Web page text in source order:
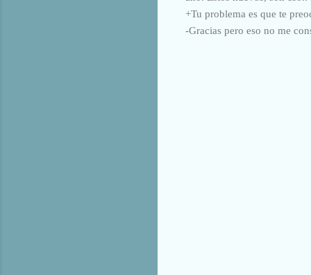
+Tu problema es que te
-Gracias pero eso no me